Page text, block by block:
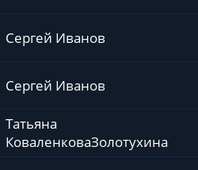
Сергей Иванов
Сергей Иванов
Татьяна
КоваленковаЗолотухина